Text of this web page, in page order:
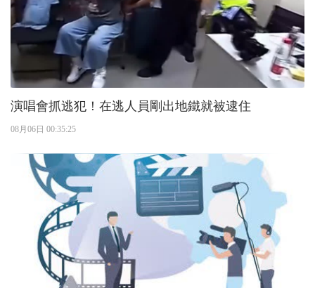
演唱會抓逃犯！在逃人員剛出地鐵就被逮住
08月06日 00:35:25